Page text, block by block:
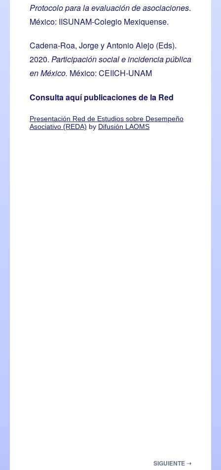
Protocolo para la evaluación de asociaciones.
México: IISUNAM-Colegio Mexiquense.
Cadena-Roa, Jorge y Antonio Alejo (Eds).
2020. Participación social e incidencia pública
en México. México: CEIICH-UNAM
Consulta aquí publicaciones de la Red
Presentación Red de Estudios sobre Desempeño
Asociativo (REDA) by Difusión LAOMS
SIGUIENTE ➝